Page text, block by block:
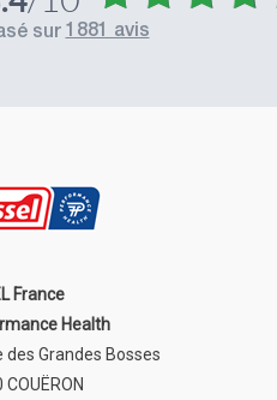
sur1881 avis
honte, avec un livreur qui
n'était présent
avait d'autres services de
est la seule option de
ailleurs et c'est bien
France
Health
des Grandes Bosses